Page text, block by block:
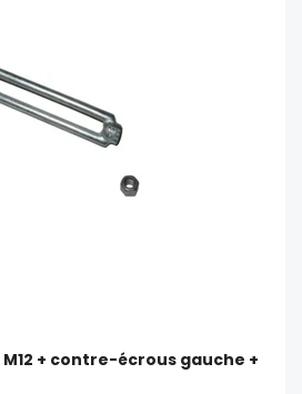
+ contre-écrous gauche +